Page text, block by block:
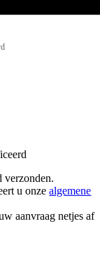
verzonden.
u onzealgemene
aanvraag netjes af